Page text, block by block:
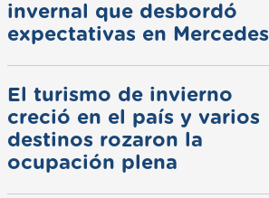
invernal que desbordó
expectativas en Mercedes
El turismo de invierno
creció en el país y varios
destinos rozaron la
ocupación plena